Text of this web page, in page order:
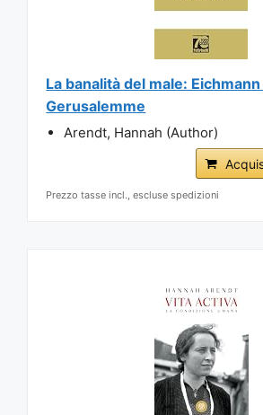
La banalità del male: Eichmann
Gerusalemme
Arendt, Hannah (Author)
Prezzo tasse incl., escluse spedizioni